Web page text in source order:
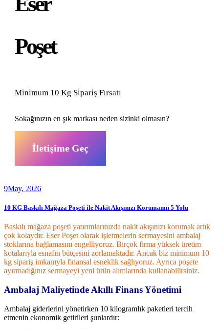
Poşet
Minimum 10 Kg Sipariş Fırsatı
Sokağınızın en şık markası neden sizinki olmasın?
İletişime Geç
9May, 2026
10 KG Baskılı Mağaza Poşeti ile Nakit Akışınızı Korumanın 5 Yolu
Baskılı mağaza poşeti yatırımlarınızda nakit akışınızı korumak artık
çok kolaydır. Eser Poşet olarak işletmelerin sermayesini ambalaj
stoklarına bağlamasını engelliyoruz. Birçok firma yüksek üretim
kotalarıyla esnafın bütçesini zorlamaktadır. Ancak biz minimum 10
kg sipariş imkanıyla finansal esneklik sağlıyoruz. Ayrıca poşete
ayırmadığınız sermayeyi yeni ürün alımlarında kullanabilirsiniz.
Ambalaj Maliyetinde Akıllı Finans Yönetimi
Ambalaj giderlerini yönetirken 10 kilogramlık paketleri tercih
etmenin ekonomik getirileri şunlardır: